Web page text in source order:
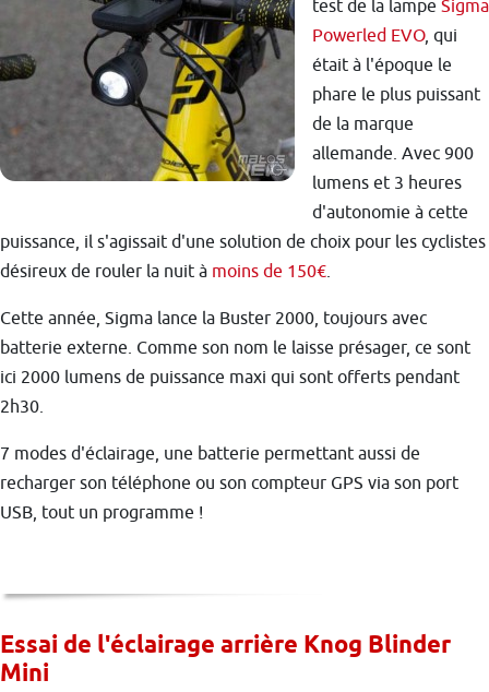
test de la lampe Sigma
Powerled EVO, qui
était à l'époque le
phare le plus puissant
de la marque
allemande. Avec 900
lumens et 3 heures
d'autonomie à cette
puissance, il s'agissait d'une solution de choix pour les cyclistes
désireux de rouler la nuit à moins de 150€.
Cette année, Sigma lance la Buster 2000, toujours avec
batterie externe. Comme son nom le laisse présager, ce sont
ici 2000 lumens de puissance maxi qui sont offerts pendant
2h30.
7 modes d'éclairage, une batterie permettant aussi de
recharger son téléphone ou son compteur GPS via son port
USB, tout un programme !
Essai de l'éclairage arrière Knog Blinder
Mini